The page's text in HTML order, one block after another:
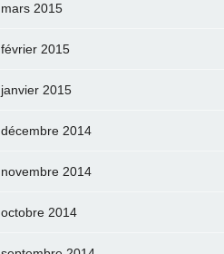
mars 2015
février 2015
janvier 2015
décembre 2014
novembre 2014
octobre 2014